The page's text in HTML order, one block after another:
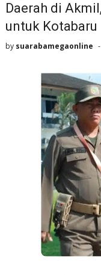
Daerah di
untuk Kotabaru
by suarabamegaonline